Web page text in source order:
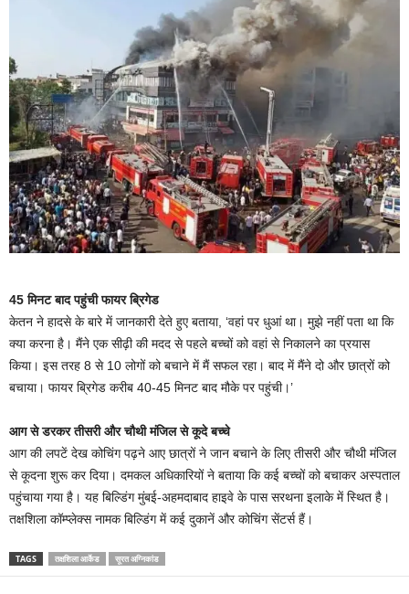
45 मिनट बाद पहुंची फायर ब्रिगेड
केतन ने हादसे के बारे में जानकारी देते हुए बताया, ‘वहां पर धुआं था। मुझे नहीं पता था कि
क्या करना है। मैंने एक सीढ़ी की मदद से पहले बच्चों को वहां से निकालने का प्रयास
किया। इस तरह 8 से 10 लोगों को बचाने में मैं सफल रहा। बाद में मैंने दो और छात्रों को
बचाया। फायर ब्रिगेड करीब 40-45 मिनट बाद मौके पर पहुंची।’
आग से डरकर तीसरी और चौथी मंजिल से कूदे बच्चे
आग की लपटें देख कोचिंग पढ़ने आए छात्रों ने जान बचाने के लिए तीसरी और चौथी मंजिल
से कूदना शुरू कर दिया। दमकल अधिकारियों ने बताया कि कई बच्चों को बचाकर अस्पताल
पहुंचाया गया है। यह बिल्डिंग मुंबई-अहमदाबाद हाइवे के पास सरथना इलाके में स्थित है।
तक्षशिला कॉम्प्लेक्स नामक बिल्डिंग में कई दुकानें और कोचिंग सेंटर्स हैं।
TAGS तक्षशिला आर्केड सूरत अग्निकांड